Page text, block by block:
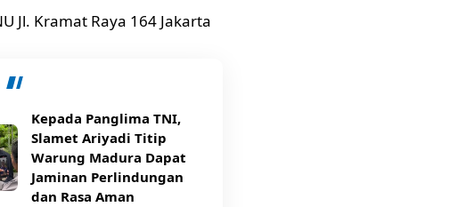
Jl. Kramat Raya 164 Jakarta
Kepada Panglima TNI,
Slamet Ariyadi Titip
Warung Madura Dapat
Jaminan Perlindungan
dan Rasa Aman